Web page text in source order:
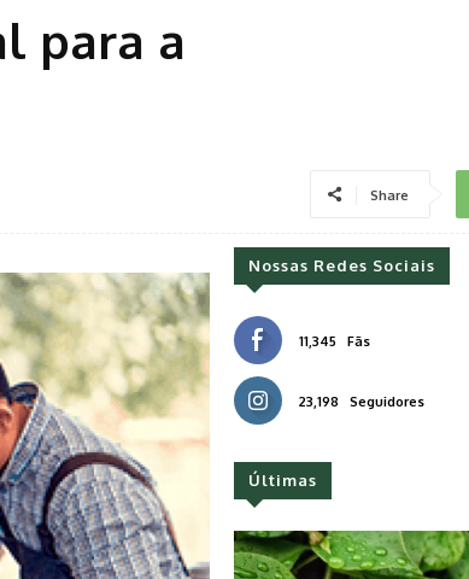
para a
Share
Nossas Redes Sociais
11,345 Fãs
23,198 Seguidores
Últimas